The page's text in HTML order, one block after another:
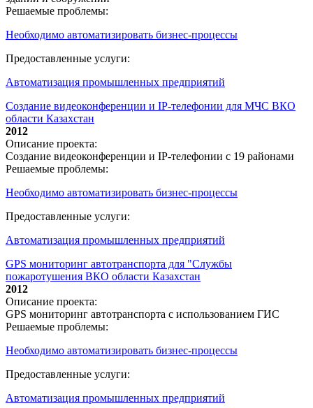
Решаемые проблемы:
Необходимо автоматизировать бизнес-процессы
Предоставленные услуги:
Автоматизация промышленных предприятий
Создание видеоконференции и IP-телефонии для МЧС ВКО
области Казахстан
2012
Описание проекта:
Создание видеоконференции и IP-телефонии с 19 районами
Решаемые проблемы:
Необходимо автоматизировать бизнес-процессы
Предоставленные услуги:
Автоматизация промышленных предприятий
GPS мониторинг автотранспорта для "Службы
пожаротушения ВКО области Казахстан
2012
Описание проекта:
GPS мониторинг автотранспорта с использованием ГИС
Решаемые проблемы:
Необходимо автоматизировать бизнес-процессы
Предоставленные услуги:
Автоматизация промышленных предприятий